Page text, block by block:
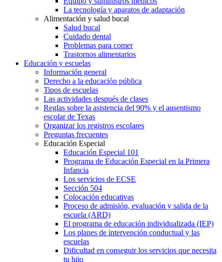
La tecnología y aparatos de adaptación
Alimentación y salud bucal
Salud bucal
Cuidado dental
Problemas para comer
Trastornos alimentarios
Educación y escuelas
Información general
Derecho a la educación pública
Tipos de escuelas
Las actividades después de clases
Reglas sobre la asistencia del 90% y el ausentismo
escolar de Texas
Organizar los registros escolares
Preguntas frecuentes
Educación Especial
Educación Especial 101
Programa de Educación Especial en la Primera
Infancia
Los servicios de ECSE
Sección 504
Colocación educativas
Proceso de admisión, evaluación y salida de la
escuela (ARD)
El programa de educación individualizada (IEP)
Los planes de intervención conductual y las
escuelas
Dificultad en conseguir los servicios que necesita
tu hijo